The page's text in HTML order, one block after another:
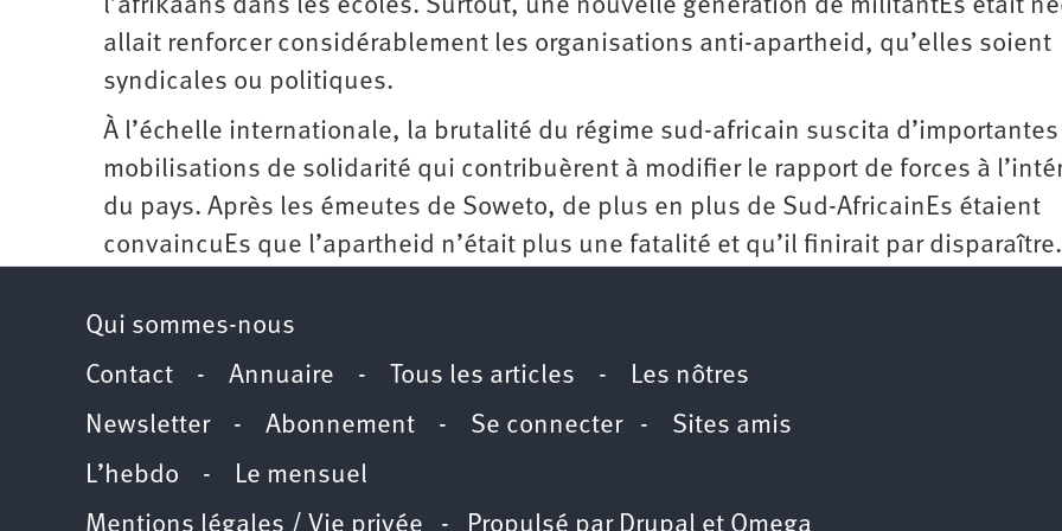
l’afrikaans dans les écoles. Surtout, une nouvelle génération de militantEs était
allait renforcer considérablement les organisations anti-apartheid, qu’elles soient
syndicales ou politiques.
À l’échelle internationale, la brutalité du régime sud-africain suscita d’importantes
mobilisations de solidarité qui contribuèrent à modifier le rapport de forces à
du pays. Après les émeutes de Soweto, de plus en plus de Sud-AfricainEs étaient
convaincuEs que l’apartheid n’était plus une fatalité et qu’il finirait par disparaître.
Qui sommes-nous
Contact - Annuaire - Tous les articles - Les nôtres
Newsletter- Abonnement - Se connecter- Sites amis
L’hebdo - Le mensuel